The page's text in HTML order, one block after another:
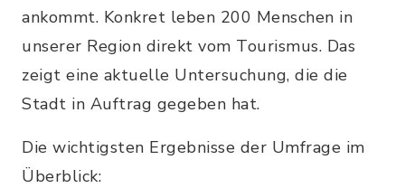
ankommt. Konkret leben 200 Menschen in
unserer Region direkt vom Tourismus. Das
zeigt eine aktuelle Untersuchung, die die
Stadt in Auftrag gegeben hat.
Die wichtigsten Ergebnisse der Umfrage im
Überblick: